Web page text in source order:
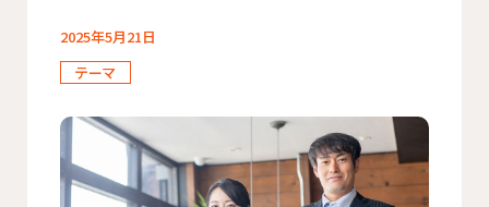
2025年5月21日
テーマ